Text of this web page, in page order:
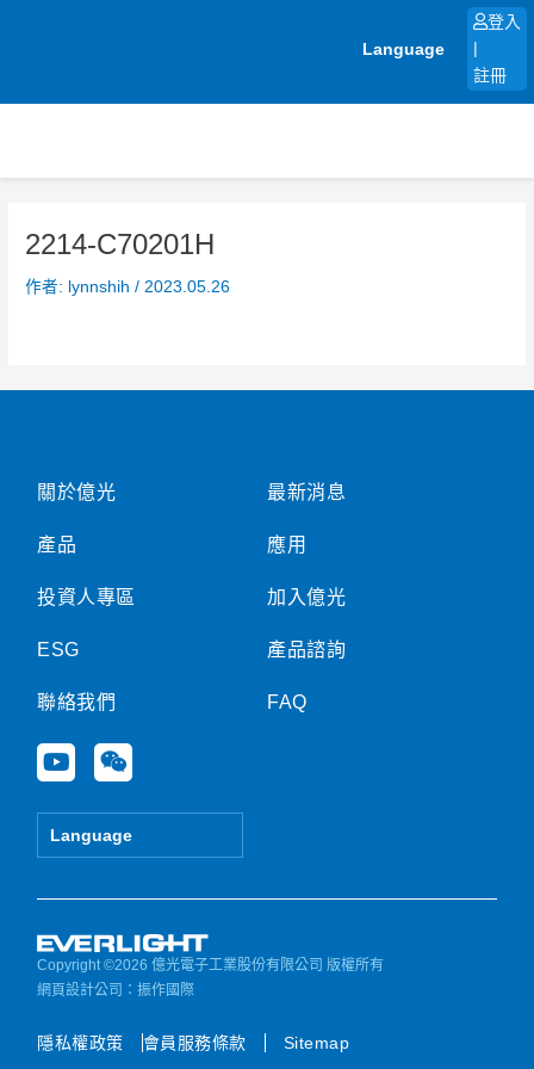
Language
登入
註冊
2214-C70201H
作者: lynnshih/ 2023.05.26
關於億光
產品
投資人專區
ESG
聯絡我們
Y
o
u
e
W
e
i
Language
最新消息
應用
加入億光
產品諮詢
FAQ
Copyright ©2026 億光電子工業股份有限公司 版權所有
網頁設計公司 ：振作國際
隱私權政策 會員服務條款 Sitemap